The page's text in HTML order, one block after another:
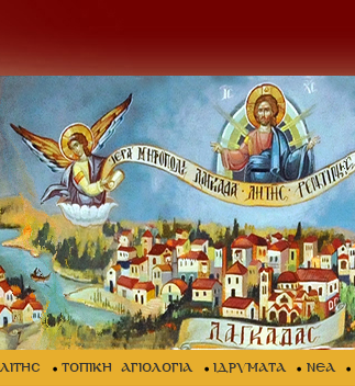
ΤΟΠΙΚΗ ΑΓΙΟΛΟΓΙΑ ΙΔΡΥΜΑΤΑ ΝΕΑ